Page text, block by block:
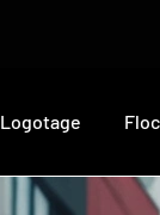
Logotage